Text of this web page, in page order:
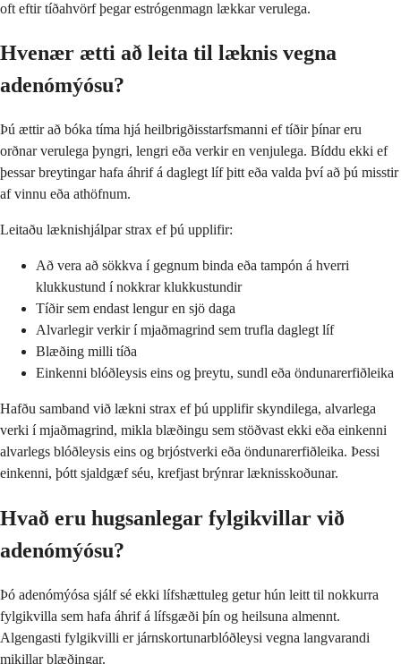
oft eftir tíðahvörf þegar estrógenmagn lækkar verulega.
Hvenær ætti að leita til læknis vegna
adenómýósu?
Þú ættir að bóka tíma hjá heilbrigðisstarfsmanni ef tíðir þínar eru
orðnar verulega þyngri, lengri eða verkir en venjulega. Bíddu ekki ef
þessar breytingar hafa áhrif á daglegt líf þitt eða valda því að þú misstir
af vinnu eða athöfnum.
Leitaðu læknishjálpar strax ef þú upplifir:
Að vera að sökkva í gegnum binda eða tampón á hverri
klukkustund í nokkrar klukkustundir
Tíðir sem endast lengur en sjö daga
Alvarlegir verkir í mjaðmagrind sem trufla daglegt líf
Blæðing milli tíða
Einkenni blóðleysis eins og þreytu, sundl eða öndunarerfiðleika
Hafðu samband við lækni strax ef þú upplifir skyndilega, alvarlega
verki í mjaðmagrind, mikla blæðingu sem stöðvast ekki eða einkenni
alvarlegs blóðleysis eins og brjóstverki eða öndunarerfiðleika. Þessi
einkenni, þótt sjaldgæf séu, krefjast brýnrar læknisskoðunar.
Hvað eru hugsanlegar fylgikvillar við
adenómýósu?
Þó adenómýósa sjálf sé ekki lífshættuleg getur hún leitt til nokkurra
fylgikvilla sem hafa áhrif á lífsgæði þín og heilsuna almennt.
Algengasti fylgikvilli er járnskortunarblóðleysi vegna langvarandi
mikillar blæðingar.